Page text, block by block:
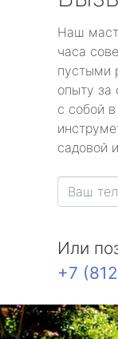
Наш
часа
пустыми
опыту за
с собой
садовой
Или
+7